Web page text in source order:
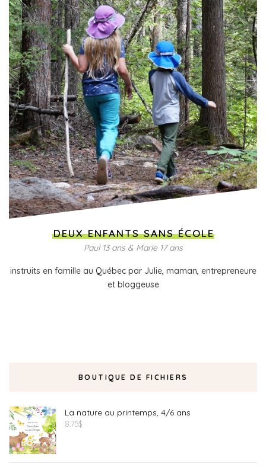
DEUX ENFANTS SANS ÉCOLE
Paul 13 ans & Marie 17 ans
instruits en famille au Québec par Julie, maman, entrepreneure
et bloggeuse
BOUTIQUE DE FICHIERS
La nature au printemps, 4/6 ans
8.75$